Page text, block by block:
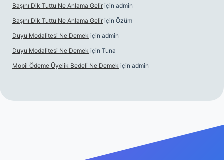
Başını Dik Tuttu Ne Anlama Gelir için admin
Başını Dik Tuttu Ne Anlama Gelir için Özüm
Duyu Modalitesi Ne Demek için admin
Duyu Modalitesi Ne Demek için Tuna
Mobil Ödeme Üyelik Bedeli Ne Demek için admin